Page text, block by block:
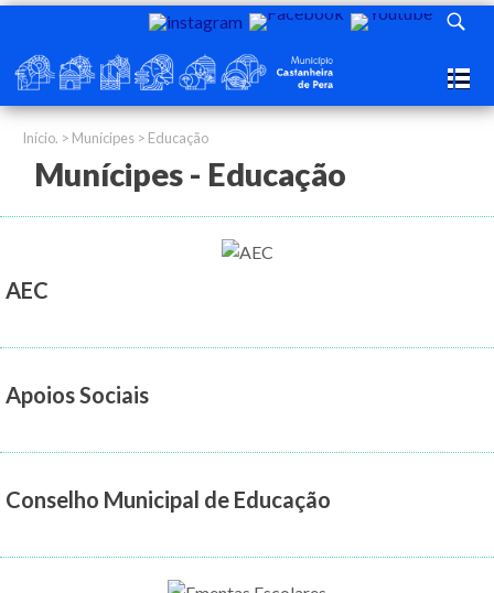
Início. > Munícipes > Educação
Munícipes - Educação
AEC
Apoios Sociais
Conselho Municipal de Educação